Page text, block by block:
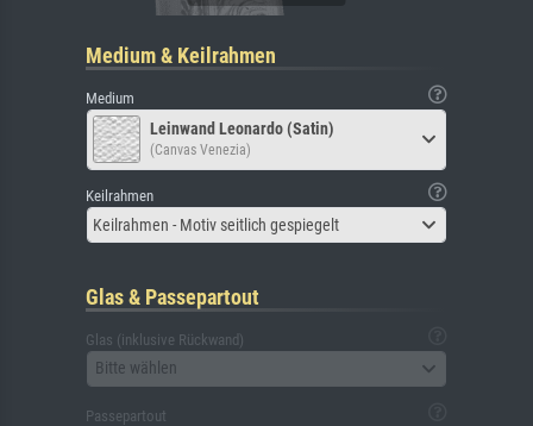
Medium & Keilrahmen
Medium
Leinwand Leonardo (Satin)
(Canvas Venezia)
Keilrahmen
Keilrahmen - Motiv seitlich gespiegelt
Glas & Passepartout
Glas (inklusive Rückwand)
Bitte wählen
Passepartout